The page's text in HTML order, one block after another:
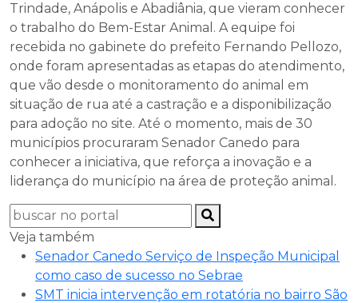
Trindade, Anápolis e Abadiânia, que vieram conhecer
o trabalho do Bem-Estar Animal. A equipe foi
recebida no gabinete do prefeito Fernando Pellozo,
onde foram apresentadas as etapas do atendimento,
que vão desde o monitoramento do animal em
situação de rua até a castração e a disponibilização
para adoção no site. Até o momento, mais de 30
municípios procuraram Senador Canedo para
conhecer a iniciativa, que reforça a inovação e a
liderança do município na área de proteção animal.
Veja também
Senador Canedo Serviço de Inspeção Municipal
como caso de sucesso no Sebrae
SMT inicia intervenção em rotatória no bairro São